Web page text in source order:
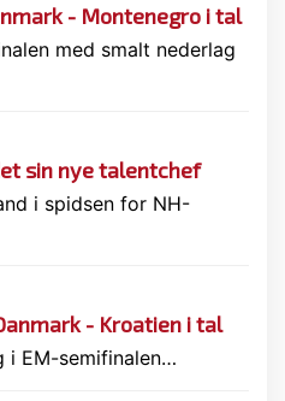
- Montenegro i tal
med smalt nederlag
sin nye talentchef
i spidsen for NH-
- Kroatien i tal
i EM-semifinalen…